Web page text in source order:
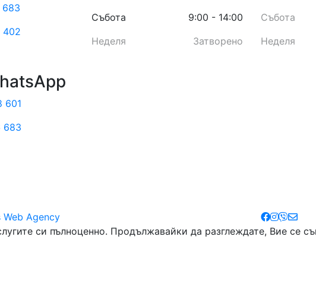
683
402
601
683
Събота
9:00 - 14:00
Неделя
Затворено
Събота
Неделя
Web Agency
си пълноценно. Продължавайки да разглеждате, Вие се